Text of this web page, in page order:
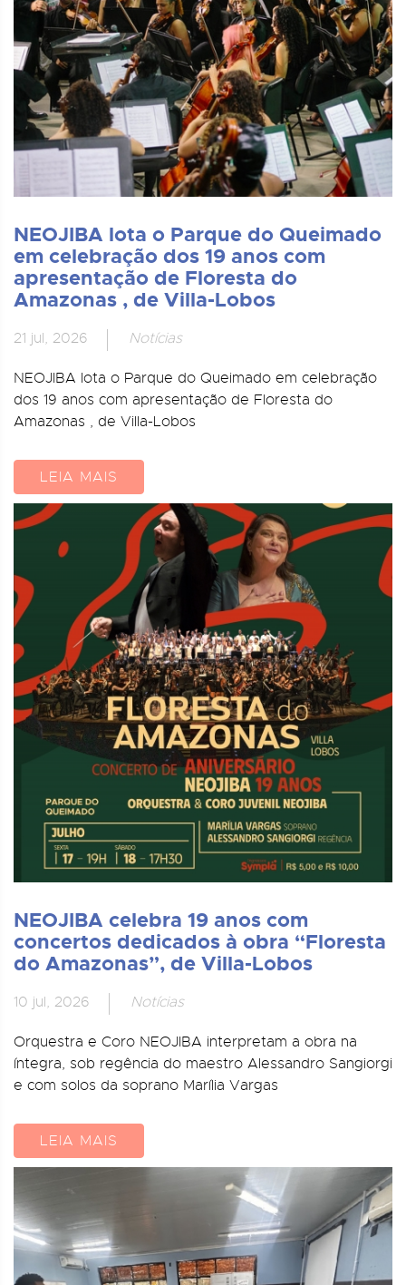
NEOJIBA lota o Parque do Queimado
em celebração dos 19 anos com
apresentação de Floresta do
Amazonas , de Villa-Lobos
21 jul, 2026 Notícias
NEOJIBA lota o Parque do Queimado em celebração
dos 19 anos com apresentação de Floresta do
Amazonas , de Villa-Lobos
LEIA MAIS
NEOJIBA celebra 19 anos com
concertos dedicados à obra “Floresta
do Amazonas”, de Villa-Lobos
10 jul, 2026 Notícias
Orquestra e Coro NEOJIBA interpretam a obra na
íntegra, sob regência do maestro Alessandro Sangiorgi
e com solos da soprano Marília Vargas
LEIA MAIS